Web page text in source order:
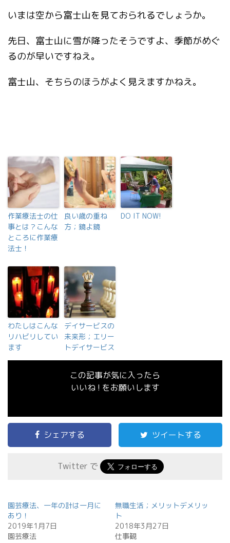
いまは空から富士山を見ておられるでしょうか。
先日、富士山に雪が降ったそうですよ、季節がめぐ
るのが早いですねえ。
富士山、そちらのほうがよく見えますかねえ。
作業療法士の仕
事とは？こんな
ところに作業療
法士！
良い歳の重ね
方；鏡よ鏡
DO IT NOW!
わたしはこんな
リハビリしてい
ます
デイサービスの
未来形；エリー
トデイサービス
この記事が気に入ったら
いいね ! をお願いします
シェアする ツイートする
Twitter で
園芸療法、一年の計は一月に
あり！
2019年1月7日
園芸療法
無職生活；メリットデメリッ
ト
2018年3月27日
仕事観